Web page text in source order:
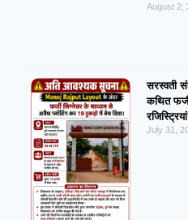
August 2,
सरस्वती
कथित
July 31,